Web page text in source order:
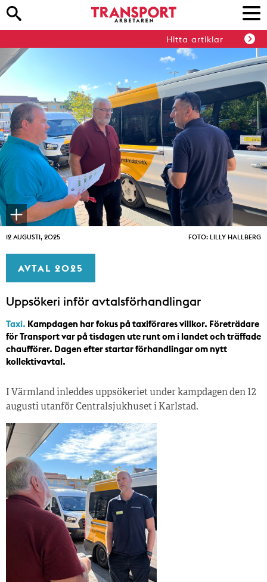
Hitta artiklar
12 AUGUSTI, 2025 FOTO: LILLY HALLBERG
AVTAL 2025
Uppsökeri inför avtalsförhandlingar
Taxi. Kampdagen har fokus på taxiförares villkor. Företrädare
för Transport var på tisdagen ute runt om i landet och träffade
chaufförer. Dagen efter startar förhandlingar om nytt
kollektivavtal.
I Värmland inleddes uppsökeriet under kampdagen den 12
augusti utanför Centralsjukhuset i Karlstad.